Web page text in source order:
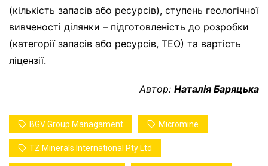
(кількість запасів або ресурсів), ступень геологічної
вивченості ділянки – підготовленість до розробки
(категорії запасів або ресурсів, ТЕО) та вартість
ліцензії.
Автор: Наталія Баряцька
BGV Group Managament Micromine
TZ Minerals International Pty Ltd